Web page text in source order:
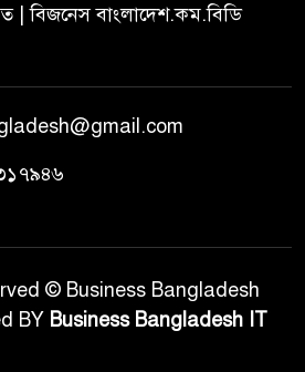
| বিজনেস বাংলাদেশ.কম.বিডি
© Business Bangladesh
BY Business Bangladesh IT